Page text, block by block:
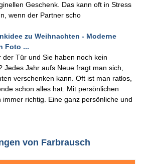
Geschenk. Das kann oft in Stress
wenn der Partner scho
zu Weihnachten - Moderne
Foto ...
der Tür und Sie haben noch kein
Jedes Jahr aufs Neue fragt man sich,
verschenken kann. Oft ist man ratlos,
schon alles hat. Mit persönlichen
immer richtig. Eine ganz persönliche und
von Farbrausch